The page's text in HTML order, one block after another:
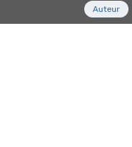
Auteur